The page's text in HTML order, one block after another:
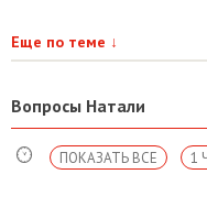
Еще по теме ↓
Вопросы Натали
1
ПОКАЗАТЬ ВСЕ